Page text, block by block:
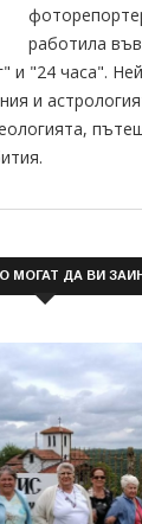
работила
и "24 часа".
и
МОГАТ ДА ВИ